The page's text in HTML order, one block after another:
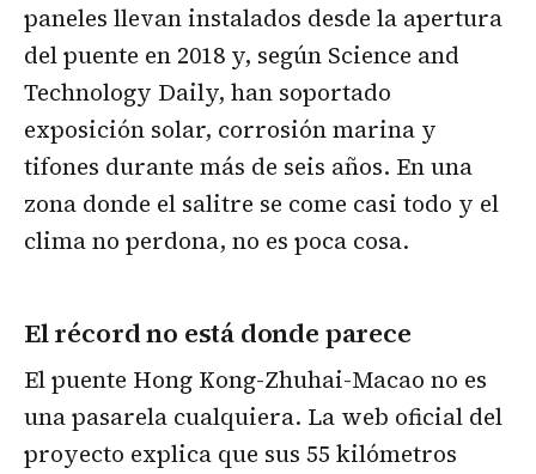
paneles llevan instalados desde la apertura
del puente en 2018 y, según Science and
Technology Daily, han soportado
exposición solar, corrosión marina y
tifones durante más de seis años. En una
zona donde el salitre se come casi todo y el
clima no perdona, no es poca cosa.
El récord no está donde parece
El puente Hong Kong-Zhuhai-Macao no es
una pasarela cualquiera. La web oficial del
proyecto explica que sus 55 kilómetros